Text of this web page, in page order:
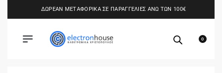
ΔΩΡΕΑΝ ΜΕΤΑΦΟΡΙΚΑ ΣΕ ΠΑΡΑΓΓΕΛΙΕΣ ΑΝΩ ΤΩΝ 100€
0